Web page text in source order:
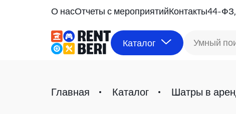
О насОтчеты с мероприятийКонтакты44-
Каталог Умный
Главная Каталог Шатры в